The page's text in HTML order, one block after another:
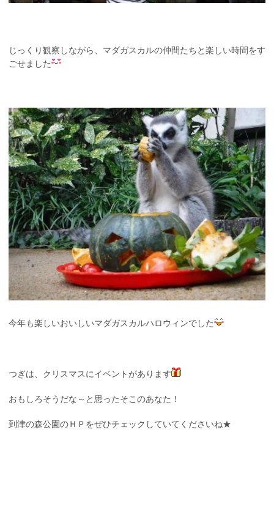
じっくり観察しながら、マダガスカルの仲間たちと楽しい時間をす
ごせました
今年も楽しいおいしいマダガスカルハロウィンでした
つぎは、クリスマスにイベントがあります
おもしろそうだな～と思ったそこのあなた！
到津の森公園のＨＰをぜひチェックしていてくださいね★